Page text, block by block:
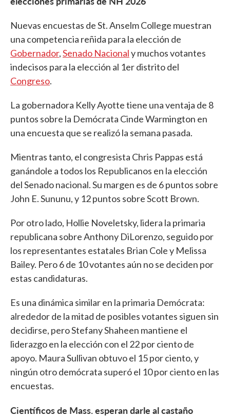
Nuevas encuestas de St. Anselm College muestran
una competencia reñida para la elección de
Gobernador,Senado Nacionaly muchos votantes
indecisos para la elección al 1er distrito del
Congreso.
La gobernadora Kelly Ayotte tiene una ventaja de 8
puntos sobre la Demócrata Cinde Warmington en
una encuesta que se realizó la semana pasada.
Mientras tanto, el congresista Chris Pappas está
ganándole a todos los Republicanos en la elección
del Senado nacional. Su margen es de 6 puntos sobre
John E. Sununu, y 12 puntos sobre Scott Brown.
Por otro lado, Hollie Noveletsky, lidera la primaria
republicana sobre Anthony DiLorenzo, seguido por
los representantes estatales Brian Cole y Melissa
Bailey. Pero 6 de 10 votantes aún no se deciden por
estas candidaturas.
Es una dinámica similar en la primaria Demócrata:
alrededor de la mitad de posibles votantes siguen sin
decidirse, pero Stefany Shaheen mantiene el
liderazgo en la elección con el 22 por ciento de
apoyo. Maura Sullivan obtuvo el 15 por ciento, y
ningún otro demócrata superó el 10 por ciento en las
encuestas.
Científicos de Mass. esperan darle al castaño